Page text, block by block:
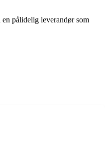
pålidelig leverandør som